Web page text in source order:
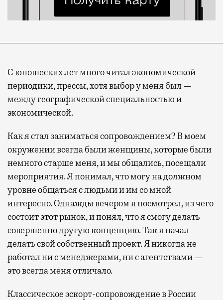
С юношеских лет много читал экономической
периодики, прессы, хотя выбор у меня был —
между географической специальностью и
экономической.
Как я стал заниматься сопровождением? В моем
окружении всегда были женщины, которые были
немного старше меня, и мы общались, посещали
мероприятия. Я понимал, что могу на должном
уровне общаться с людьми и им со мной
интересно. Однажды вечером я посмотрел, из чего
состоит этот рынок, и понял, что я смогу делать
совершенно другую концепцию. Так я начал
делать свой собственный проект. Я никогда не
работал ни с менеджерами, ни с агентствами —
это всегда меня отличало.
Классическое эскорт-сопровождение в России